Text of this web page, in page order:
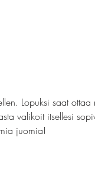
Lopuksi saat
valikoit itsellesi
juomia!